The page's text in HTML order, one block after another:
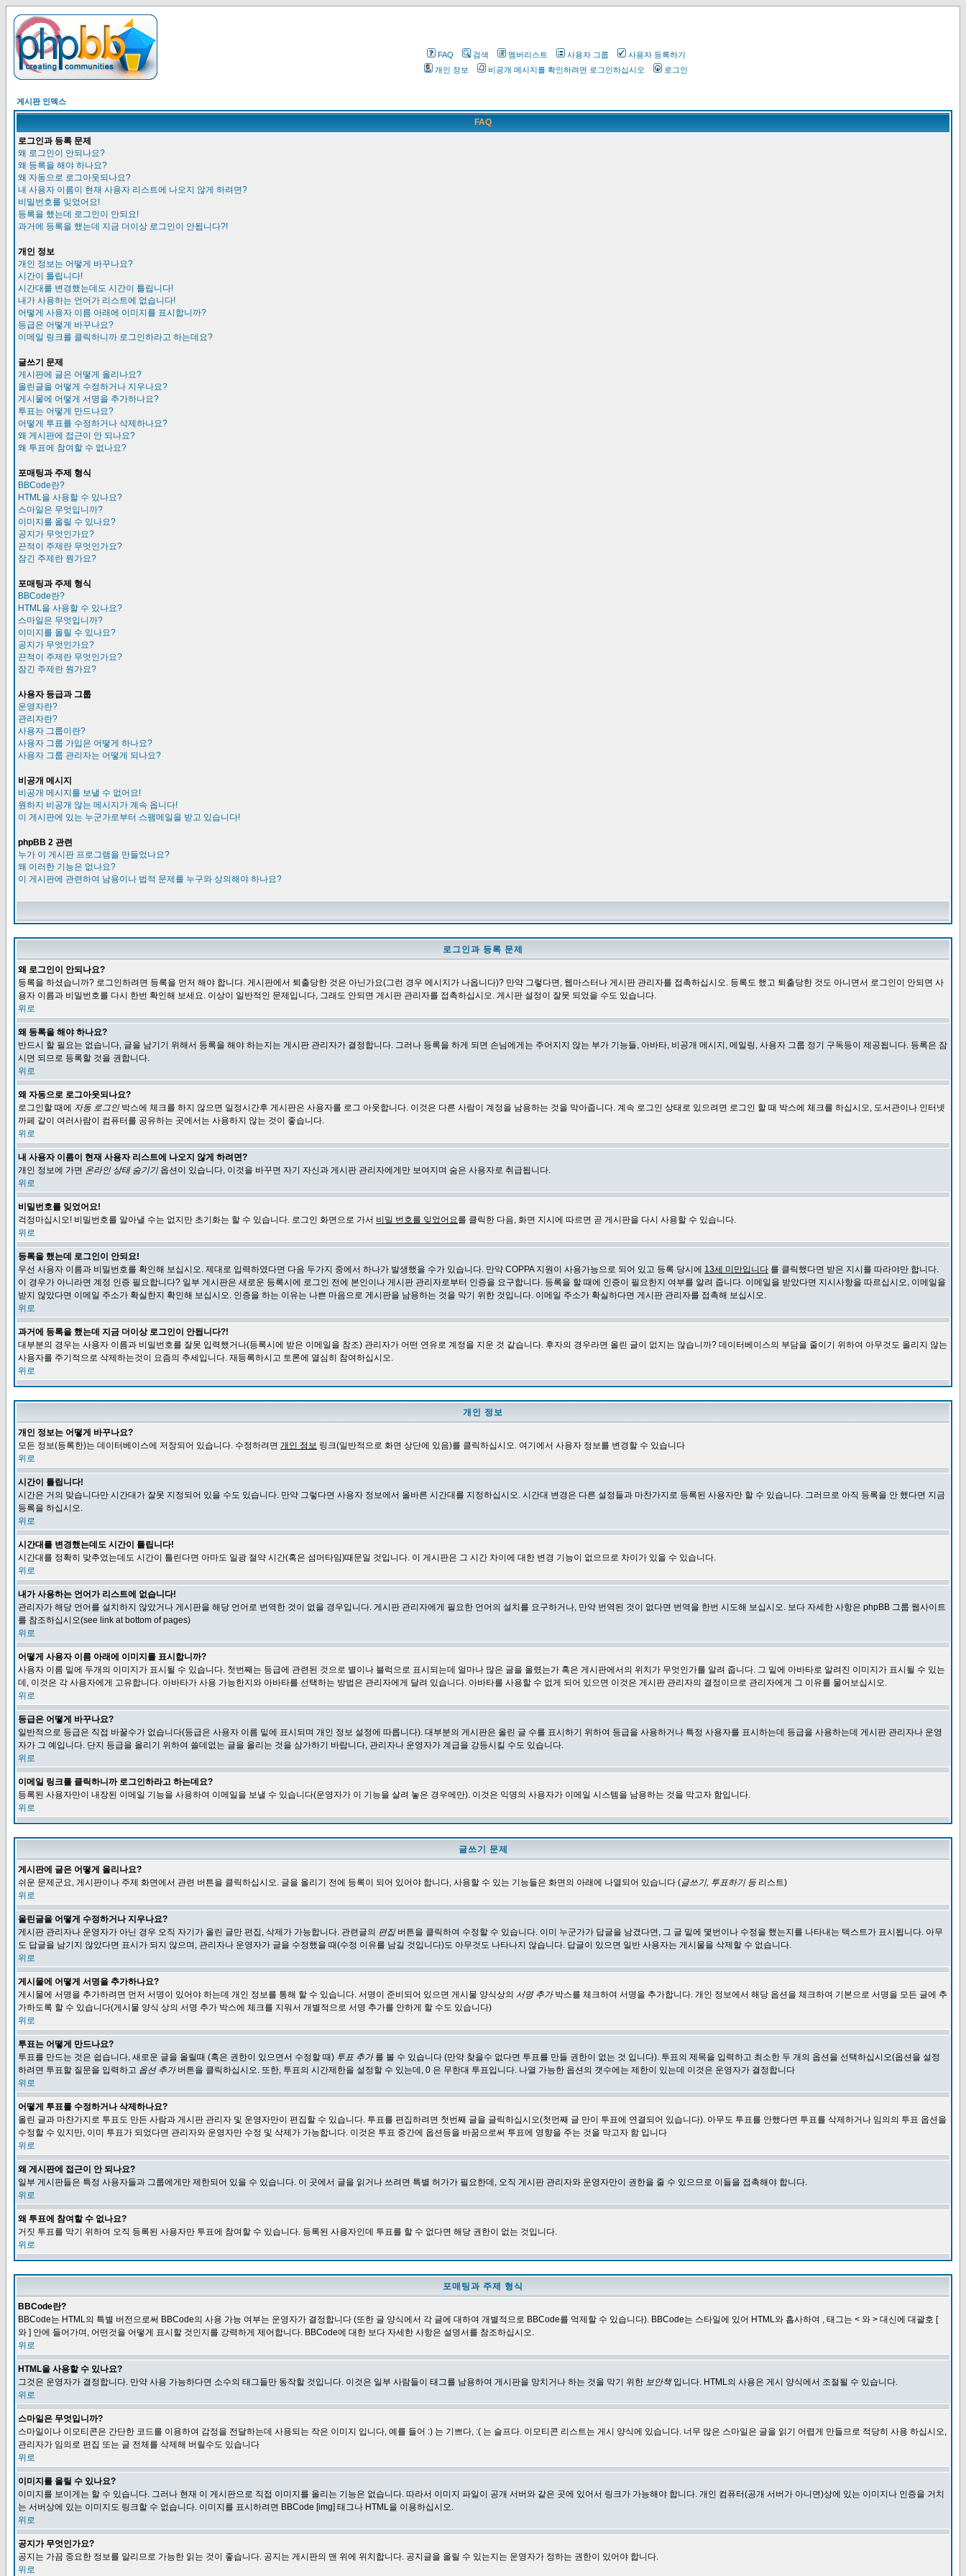
FAQ 검색 멤버리스트 사용자 그룹
사용자 등록하기
개인 정보
비공개 메시지를 확인하려면 로그인하십시오 로그인
게시판 인덱스
FAQ
로그인과 등록 문제
왜 로그인이 안되나요?
왜 등록을 해야 하나요?
왜 자동으로 로그아웃되나요?
내 사용자 이름이 현재 사용자 리스트에 나오지 않게 하려면?
비밀번호를 잊었어요!
등록을 했는데 로그인이 안되요!
과거에 등록을 했는데 지금 더이상 로그인이 안됩니다?!
개인 정보
개인 정보는 어떻게 바꾸나요?
시간이 틀립니다!
시간대를 변경했는데도 시간이 틀립니다!
내가 사용하는 언어가 리스트에 없습니다!
어떻게 사용자 이름 아래에 이미지를 표시합니까?
등급은 어떻게 바꾸나요?
이메일 링크를 클릭하니까 로그인하라고 하는데요?
글쓰기 문제
게시판에 글은 어떻게 올리나요?
올린글을 어떻게 수정하거나 지우나요?
게시물에 어떻게 서명을 추가하나요?
투표는 어떻게 만드나요?
어떻게 투표를 수정하거나 삭제하나요?
왜 게시판에 접근이 안 되나요?
왜 투표에 참여할 수 없나요?
포매팅과 주제 형식
BBCode란?
HTML을 사용할 수 있나요?
스마일은 무엇입니까?
이미지를 올릴 수 있나요?
공지가 무엇인가요?
끈적이 주제란 무엇인가요?
잠긴 주제란 뭔가요?
포매팅과 주제 형식
BBCode란?
HTML을 사용할 수 있나요?
스마일은 무엇입니까?
이미지를 올릴 수 있나요?
공지가 무엇인가요?
끈적이 주제란 무엇인가요?
잠긴 주제란 뭔가요?
사용자 등급과 그룹
운영자란?
관리자란?
사용자 그룹이란?
사용자 그룹 가입은 어떻게 하나요?
사용자 그룹 관리자는 어떻게 되나요?
비공개 메시지
비공개 메시지를 보낼 수 없어요!
원하지 비공개 않는 메시지가 계속 옵니다!
이 게시판에 있는 누군가로부터 스팸메일을 받고 있습니다!
phpBB 2 관련
누가 이 게시판 프로그램을 만들었나요?
왜 이러한 기능은 없나요?
이 게시판에 관련하여 남용이나 법적 문제를 누구와 상의해야 하나요?
로그인과 등록 문제
왜 로그인이 안되나요?
등록을 하셨습니까? 로그인하려면 등록을 먼저 해야 합니다. 게시판에서 퇴출당한 것은 아닌가요(그런 경우 메시지가 나옵니다)? 만약 그렇다면, 웹마스터나 게시판 관리자를 접촉하십시오. 등록도 했고 퇴출당한 것도 아니면서 로그인이 안되면 사
용자 이름과 비밀번호를 다시 한번 확인해 보세요. 이상이 일반적인 문제입니다, 그래도 안되면 게시판 관리자를 접촉하십시오. 게시판 설정이 잘못 되었을 수도 있습니다.
위로
왜 등록을 해야 하나요?
반드시 할 필요는 없습니다, 글을 남기기 위해서 등록을 해야 하는지는 게시판 관리자가 결정합니다. 그러나 등록을 하게 되면 손님에게는 주어지지 않는 부가 기능들, 아바타, 비공개 메시지, 메일링, 사용자 그룹 정기 구독등이 제공됩니다. 등록은 잠
시면 되므로 등록할 것을 권합니다.
위로
왜 자동으로 로그아웃되나요?
로그인할 때에 자동 로그인박스에 체크를 하지 않으면 일정시간후 게시판은 사용자를 로그 아웃합니다. 이것은 다른 사람이 계정을 남용하는 것을 막아줍니다. 계속 로그인 상태로 있으려면 로그인 할 때 박스에 체크를 하십시오, 도서관이나 인터넷
까페 같이 여러사람이 컴퓨터를 공유하는 곳에서는 사용하지 않는 것이 좋습니다.
위로
내 사용자 이름이 현재 사용자 리스트에 나오지 않게 하려면?
개인 정보에 가면 온라인 상태 숨기기옵션이 있습니다, 이것을 바꾸면 자기 자신과 게시판 관리자에게만 보여지며 숨은 사용자로 취급됩니다.
위로
비밀번호를 잊었어요!
걱정마십시오! 비밀번호를 알아낼 수는 없지만 초기화는 할 수 있습니다. 로그인 화면으로 가서 비밀 번호를 잊었어요를 클릭한 다음, 화면 지시에 따르면 곧 게시판을 다시 사용할 수 있습니다.
위로
등록을 했는데 로그인이 안되요!
우선 사용자 이름과 비밀번호를 확인해 보십시오. 제대로 입력하였다면 다음 두가지 중에서 하나가 발생했을 수가 있습니다. 만약 COPPA 지원이 사용가능으로 되어 있고 등록 당시에 13세 미만입니다 를 클릭했다면 받은 지시를 따라야만 합니다.
이 경우가 아니라면 계정 인증 필요합니다? 일부 게시판은 새로운 등록시에 로그인 전에 본인이나 게시판 관리자로부터 인증을 요구합니다. 등록을 할 때에 인증이 필요한지 여부를 알려 줍니다. 이메일을 받았다면 지시사항을 따르십시오, 이메일을
받지 않았다면 이메일 주소가 확실한지 확인해 보십시오. 인증을 하는 이유는 나쁜 마음으로 게시판을 남용하는 것을 막기 위한 것입니다. 이메일 주소가 확실하다면 게시판 관리자를 접촉해 보십시오.
위로
과거에 등록을 했는데 지금 더이상 로그인이 안됩니다?!
대부분의 경우는 사용자 이름과 비밀번호를 잘못 입력했거나(등록시에 받은 이메일을 참조) 관리자가 어떤 연유로 계정을 지운 것 같습니다. 후자의 경우라면 올린 글이 없지는 않습니까? 데이터베이스의 부담을 줄이기 위하여 아무것도 올리지 않는
사용자를 주기적으로 삭제하는것이 요즘의 추세입니다. 재등록하시고 토론에 열심히 참여하십시오.
위로
개인 정보
개인 정보는 어떻게 바꾸나요?
모든 정보(등록한)는 데이터베이스에 저장되어 있습니다. 수정하려면 개인 정보 링크(일반적으로 화면 상단에 있음)를 클릭하십시오. 여기에서 사용자 정보를 변경할 수 있습니다
위로
시간이 틀립니다!
시간은 거의 맞습니다만 시간대가 잘못 지정되어 있을 수도 있습니다. 만약 그렇다면 사용자 정보에서 올바른 시간대를 지정하십시오. 시간대 변경은 다른 설정들과 마찬가지로 등록된 사용자만 할 수 있습니다. 그러므로 아직 등록을 안 했다면 지금
등록을 하십시오.
위로
시간대를 변경했는데도 시간이 틀립니다!
시간대를 정확히 맞추었는데도 시간이 틀린다면 아마도 일광 절약 시간(혹은 섬머타임)때문일 것입니다. 이 게시판은 그 시간 차이에 대한 변경 기능이 없으므로 차이가 있을 수 있습니다.
위로
내가 사용하는 언어가 리스트에 없습니다!
관리자가 해당 언어를 설치하지 않았거나 게시판을 해당 언어로 번역한 것이 없을 경우입니다. 게시판 관리자에게 필요한 언어의 설치를 요구하거나, 만약 번역된 것이 없다면 번역을 한번 시도해 보십시오. 보다 자세한 사항은 phpBB 그룹 웹사이트
를 참조하십시오(see link at bottom of pages)
위로
어떻게 사용자 이름 아래에 이미지를 표시합니까?
사용자 이름 밑에 두개의 이미지가 표시될 수 있습니다. 첫번째는 등급에 관련된 것으로 별이나 블럭으로 표시되는데 얼마나 많은 글을 올렸는가 혹은 게시판에서의 위치가 무엇인가를 알려 줍니다. 그 밑에 아바타로 알려진 이미지가 표시될 수 있는
데, 이것은 각 사용자에게 고유합니다. 아바타가 사용 가능한지와 아바타를 선택하는 방법은 관리자에게 달려 있습니다. 아바타를 사용할 수 없게 되어 있으면 이것은 게시판 관리자의 결정이므로 관리자에게 그 이유를 물어보십시오.
위로
등급은 어떻게 바꾸나요?
일반적으로 등급은 직접 바꿀수가 없습니다(등급은 사용자 이름 밑에 표시되며 개인 정보 설정에 따릅니다). 대부분의 게시판은 올린 글 수를 표시하기 위하여 등급을 사용하거나 특정 사용자를 표시하는데 등급을 사용하는데 게시판 관리자나 운영
자가 그 예입니다. 단지 등급을 올리기 위하여 쓸데없는 글을 올리는 것을 삼가하기 바랍니다, 관리자나 운영자가 계급을 강등시킬 수도 있습니다.
위로
이메일 링크를 클릭하니까 로그인하라고 하는데요?
등록된 사용자만이 내장된 이메일 기능을 사용하여 이메일을 보낼 수 있습니다(운영자가 이 기능을 살려 놓은 경우에만). 이것은 익명의 사용자가 이메일 시스템을 남용하는 것을 막고자 함입니다.
위로
글쓰기 문제
게시판에 글은 어떻게 올리나요?
쉬운 문제군요, 게시판이나 주제 화면에서 관련 버튼을 클릭하십시오. 글을 올리기 전에 등록이 되어 있어야 합니다, 사용할 수 있는 기능들은 화면의 아래에 나열되어 있습니다 (글쓰기, 투표하기 등 리스트)
위로
올린글을 어떻게 수정하거나 지우나요?
게시판 관리자나 운영자가 아닌 경우 오직 자기가 올린 글만 편집, 삭제가 가능합니다. 관련글의 편집버튼을 클릭하여 수정할 수 있습니다. 이미 누군가가 답글을 남겼다면, 그 글 밑에 몇번이나 수정을 했는지를 나타내는 텍스트가 표시됩니다. 아무
도 답글을 남기지 않았다면 표시가 되지 않으며, 관리자나 운영자가 글을 수정했을 때(수정 이유를 남길 것입니다)도 아무것도 나타나지 않습니다. 답글이 있으면 일반 사용자는 게시물을 삭제할 수 없습니다.
위로
게시물에 어떻게 서명을 추가하나요?
게시물에 서명을 추가하려면 먼저 서명이 있어야 하는데 개인 정보를 통해 할 수 있습니다. 서명이 준비되어 있으면 게시물 양식상의 서명 추가박스를 체크하여 서명을 추가합니다. 개인 정보에서 해당 옵션을 체크하여 기본으로 서명을 모든 글에 추
가하도록 할 수 있습니다(게시물 양식 상의 서명 추가 박스에 체크를 지워서 개별적으로 서명 추가를 안하게 할 수도 있습니다)
위로
투표는 어떻게 만드나요?
투표를 만드는 것은 쉽습니다, 새로운 글을 올릴때 (혹은 권한이 있으면서 수정할 때) 투표 추가를 볼 수 있습니다 (만약 찾을수 없다면 투표를 만들 권한이 없는 것 입니다). 투표의 제목을 입력하고 최소한 두 개의 옵션을 선택하십시오(옵션을 설정
하려면 투표할 질문을 입력하고 옵션 추가버튼을 클릭하십시오. 또한, 투표의 시간제한을 설정할 수 있는데, 0 은 무한대 투표입니다. 나열 가능한 옵션의 갯수에는 제한이 있는데 이것은 운영자가 결정합니다
위로
어떻게 투표를 수정하거나 삭제하나요?
올린 글과 마찬가지로 투표도 만든 사람과 게시판 관리자 및 운영자만이 편집할 수 있습니다. 투표를 편집하려면 첫번째 글을 글릭하십시오(첫먼째 글 만이 투표에 연결되어 있습니다). 아무도 투표를 안했다면 투표를 삭제하거나 임의의 투표 옵션을
수정할 수 있지만, 이미 투표가 되었다면 관리자와 운영자만 수정 및 삭제가 가능합니다. 이것은 투표 중간에 옵션등을 바꿈으로써 투표에 영향을 주는 것을 막고자 함 입니다
위로
왜 게시판에 접근이 안 되나요?
일부 게시판들은 특정 사용자들과 그룹에게만 제한되어 있을 수 있습니다. 이 곳에서 글을 읽거나 쓰려면 특별 허가가 필요한데, 오직 게시판 관리자와 운영자만이 권한을 줄 수 있으므로 이들을 접촉해야 합니다.
위로
왜 투표에 참여할 수 없나요?
거짓 투표를 막기 위하여 오직 등록된 사용자만 투표에 참여할 수 있습니다. 등록된 사용자인데 투표를 할 수 없다면 해당 권한이 없는 것입니다.
위로
포매팅과 주제 형식
BBCode란?
BBCode는 HTML의 특별 버전으로써 BBCode의 사용 가능 여부는 운영자가 결정합니다 (또한 글 양식에서 각 글에 대하여 개별적으로 BBCode를 억제할 수 있습니다). BBCode는 스타일에 있어 HTML와 흡사하여 , 태그는 < 와 > 대신에 대괄호 [
와 ] 안에 들어가며, 어떤것을 어떻게 표시할 것인지를 강력하게 제어합니다. BBCode에 대한 보다 자세한 사항은 설명서를 참조하십시오.
위로
HTML을 사용할 수 있나요?
그것은 운영자가 결정합니다. 만약 사용 가능하다면 소수의 태그들만 동작할 것입니다. 이것은 일부 사람들이 태그를 남용하여 게시판을 망치거나 하는 것을 막기 위한 보안책입니다. HTML의 사용은 게시 양식에서 조절될 수 있습니다.
위로
스마일은 무엇입니까?
스마일이나 이모티콘은 간단한 코드를 이용하여 감정을 전달하는데 사용되는 작은 이미지 입니다, 예를 들어 :) 는 기쁘다, :( 는 슬프다. 이모티콘 리스트는 게시 양식에 있습니다. 너무 많은 스마일은 글을 읽기 어렵게 만들므로 적당히 사용 하십시오,
관리자가 임의로 편집 또는 글 전체를 삭제해 버릴수도 있습니다
위로
이미지를 올릴 수 있나요?
이미지를 보이게는 할 수 있습니다. 그러나 현재 이 게시판으로 직접 이미지를 올리는 기능은 없습니다. 따라서 이미지 파일이 공개 서버와 같은 곳에 있어서 링크가 가능해야 합니다. 개인 컴퓨터(공개 서버가 아니면)상에 있는 이미지나 인증을 거치
는 서버상에 있는 이미지도 링크할 수 없습니다. 이미지를 표시하려면 BBCode [img] 태그나 HTML을 이용하십시오.
위로
공지가 무엇인가요?
공지는 가끔 중요한 정보를 알리므로 가능한 읽는 것이 좋습니다. 공지는 게시판의 맨 위에 위치합니다. 공지글을 올릴 수 있는지는 운영자가 정하는 권한이 있어야 합니다.
위로